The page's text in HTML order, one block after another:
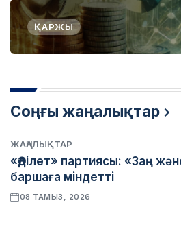
ҚАРЖЫ
Соңғы жаңалықтар
ЖАҢАЛЫҚТАР
«Әділет» партиясы: «Заң
баршаға міндетті
08 ТАМЫЗ, 2026